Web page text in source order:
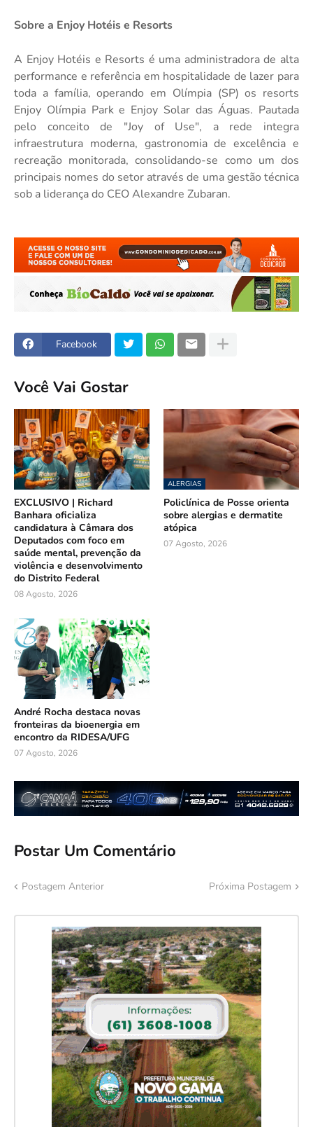
Sobre a Enjoy Hotéis e Resorts
A Enjoy Hotéis e Resorts é uma administradora de alta
performance e referência em hospitalidade de lazer para
toda a família, operando em Olímpia (SP) os resorts
Enjoy Olímpia Park e Enjoy Solar das Águas. Pautada
pelo conceito de "Joy of Use", a rede integra
infraestrutura moderna, gastronomia de excelência e
recreação monitorada, consolidando-se como um dos
principais nomes do setor através de uma gestão técnica
sob a liderança do CEO Alexandre Zubaran.
Facebook
Você Vai Gostar
EXCLUSIVO | Richard
Banhara oficializa
candidatura à Câmara dos
Deputados com foco em
saúde mental, prevenção da
violência e desenvolvimento
do Distrito Federal
08 Agosto, 2026
ALERGIAS
Policlínica de Posse orienta
sobre alergias e dermatite
atópica
07 Agosto, 2026
André Rocha destaca novas
fronteiras da bioenergia em
encontro da RIDESA/UFG
07 Agosto, 2026
Postar Um Comentário
Postagem Anterior Próxima Postagem